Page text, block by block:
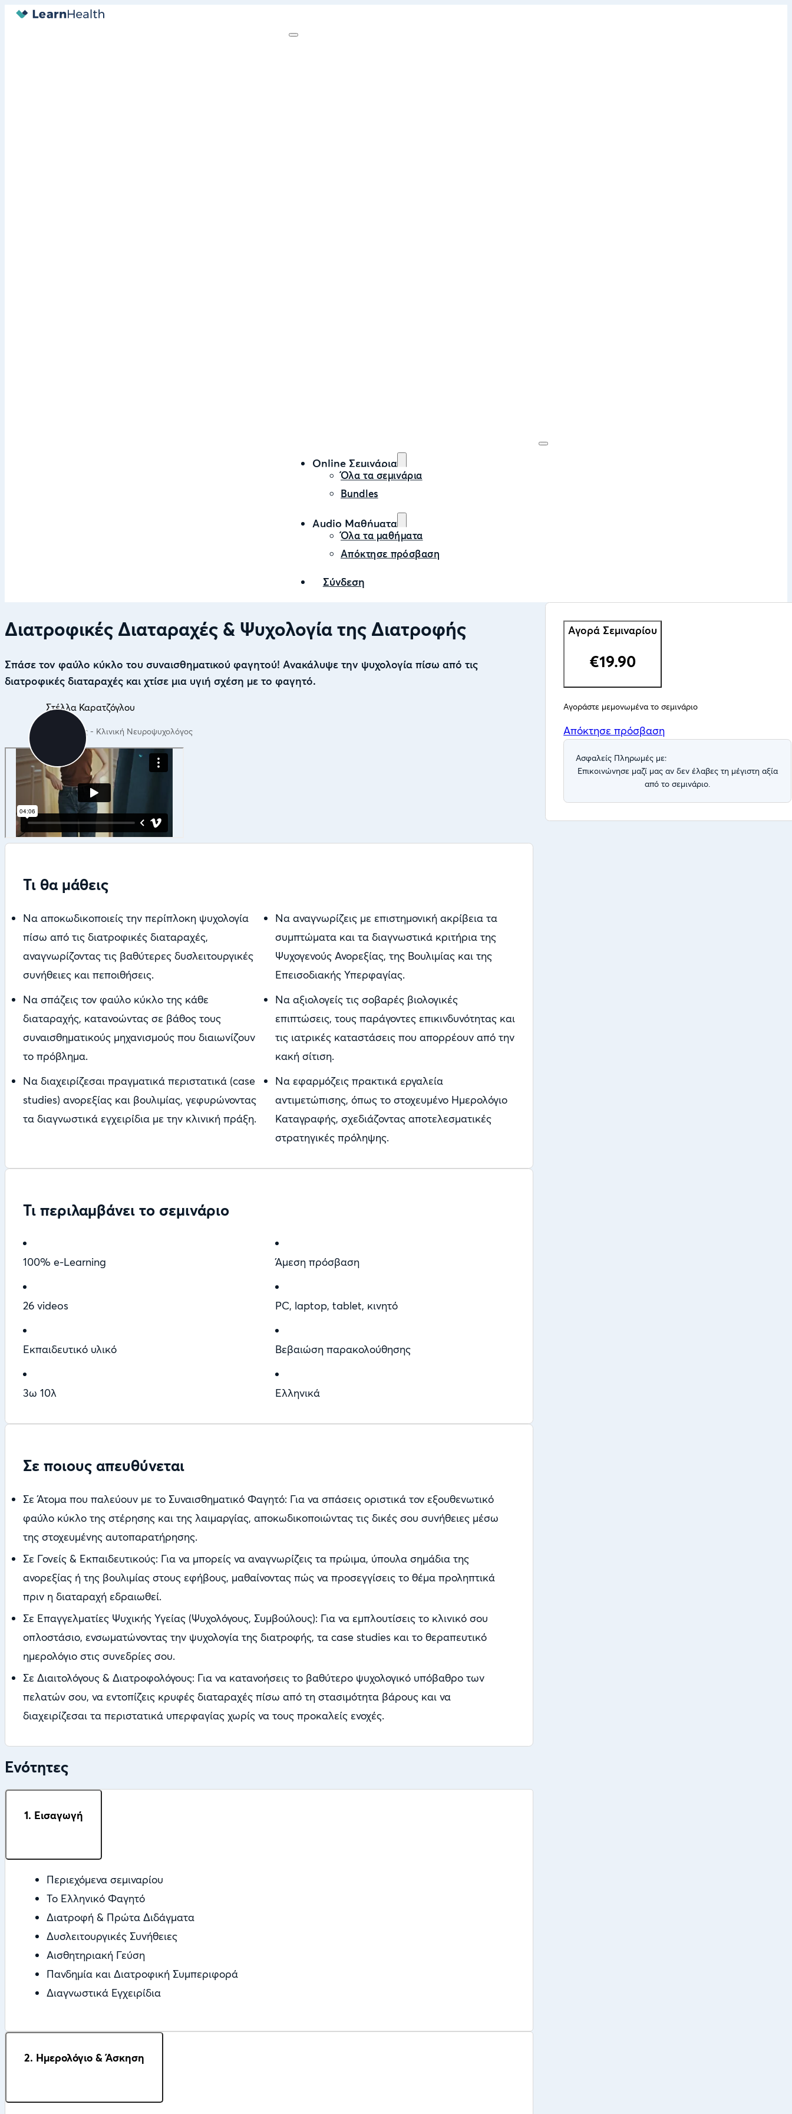
Online Σεμινάρια
Όλα τα σεμινάρια
Bundles
Audio Μαθήματα
Όλα τα μαθήματα
Απόκτησε πρόσβαση
Σύνδεση
Διατροφικές Διαταραχές & Ψυχολογία της Διατροφής
Σπάσε τον φαύλο κύκλο του συναισθηματικού φαγητού! Ανακάλυψε την ψυχολογία πίσω από τις
διατροφικές διαταραχές και χτίσε μια υγιή σχέση με το φαγητό.
Στέλλα Καρατζόγλου
Ψυχολόγος - Κλινική Νευροψυχολόγος
Τι θα μάθεις
Να αποκωδικοποιείς την περίπλοκη ψυχολογία
πίσω από τις διατροφικές διαταραχές,
αναγνωρίζοντας τις βαθύτερες δυσλειτουργικές
συνήθειες και πεποιθήσεις.
Να αναγνωρίζεις με επιστημονική ακρίβεια τα
συμπτώματα και τα διαγνωστικά κριτήρια της
Ψυχογενούς Ανορεξίας, της Βουλιμίας και της
Επεισοδιακής Υπερφαγίας.
Να σπάζεις τον φαύλο κύκλο της κάθε
διαταραχής, κατανοώντας σε βάθος τους
συναισθηματικούς μηχανισμούς που διαιωνίζουν
το πρόβλημα.
Να αξιολογείς τις σοβαρές βιολογικές
επιπτώσεις, τους παράγοντες επικινδυνότητας και
τις ιατρικές καταστάσεις που απορρέουν από την
κακή σίτιση.
Να διαχειρίζεσαι πραγματικά περιστατικά (case
studies) ανορεξίας και βουλιμίας, γεφυρώνοντας
τα διαγνωστικά εγχειρίδια με την κλινική πράξη.
Να εφαρμόζεις πρακτικά εργαλεία
αντιμετώπισης, όπως το στοχευμένο Ημερολόγιο
Καταγραφής, σχεδιάζοντας αποτελεσματικές
στρατηγικές πρόληψης.
Τι περιλαμβάνει το σεμινάριο
100% e-Learning Άμεση πρόσβαση
26 videos PC, laptop, tablet, κινητό
Εκπαιδευτικό υλικό Βεβαιώση παρακολούθησης
3ω 10λ Ελληνικά
Σε ποιους απευθύνεται
Σε Άτομα που παλεύουν με το Συναισθηματικό Φαγητό: Για να σπάσεις οριστικά τον εξουθενωτικό
φαύλο κύκλο της στέρησης και της λαιμαργίας, αποκωδικοποιώντας τις δικές σου συνήθειες μέσω
της στοχευμένης αυτοπαρατήρησης.
Σε Γονείς & Εκπαιδευτικούς: Για να μπορείς να αναγνωρίζεις τα πρώιμα, ύπουλα σημάδια της
ανορεξίας ή της βουλιμίας στους εφήβους, μαθαίνοντας πώς να προσεγγίσεις το θέμα προληπτικά
πριν η διαταραχή εδραιωθεί.
Σε Επαγγελματίες Ψυχικής Υγείας (Ψυχολόγους, Συμβούλους): Για να εμπλουτίσεις το κλινικό σου
οπλοστάσιο, ενσωματώνοντας την ψυχολογία της διατροφής, τα case studies και το θεραπευτικό
ημερολόγιο στις συνεδρίες σου.
Σε Διαιτολόγους & Διατροφολόγους: Για να κατανοήσεις το βαθύτερο ψυχολογικό υπόβαθρο των
πελατών σου, να εντοπίζεις κρυφές διαταραχές πίσω από τη στασιμότητα βάρους και να
διαχειρίζεσαι τα περιστατικά υπερφαγίας χωρίς να τους προκαλείς ενοχές.
Ενότητες
1. Εισαγωγή
Περιεχόμενα σεμιναρίου
Το Ελληνικό Φαγητό
Διατροφή & Πρώτα Διδάγματα
Δυσλειτουργικές Συνήθειες
Αισθητηριακή Γεύση
Πανδημία και Διατροφική Συμπεριφορά
Διαγνωστικά Εγχειρίδια
2. Ημερολόγιο & Άσκηση
Αγορά Σεμιναρίου
€19.90
Αγοράστε μεμονωμένα το σεμινάριο
Απόκτησε πρόσβαση
Ασφαλείς Πληρωμές με:
Eπικοινώνησε μαζί μας αν δεν έλαβες τη μέγιστη αξία
από το σεμινάριο.